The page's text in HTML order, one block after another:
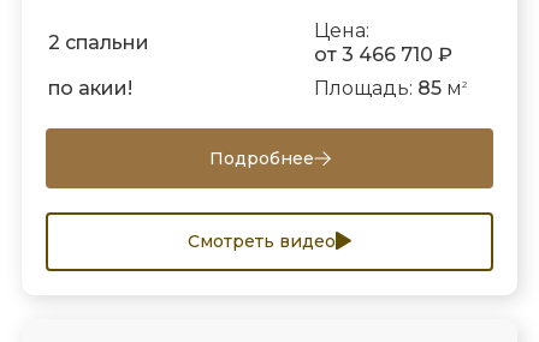
2 спальни
Цена:
от 3 466 710 ₽
по акии!
Площадь: 85м 2
Подробнее
Смотреть видео